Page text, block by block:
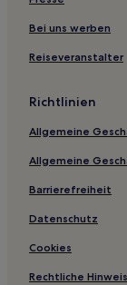
Hotels nahe
Costa
Riclones Hotels
Täler der Flüsse
Besaya Valley:
Ucieda Hotels
Pechón Hotels
Hotels nahe Der
Hotels mit
Bei uns werben
Reiseveranstalter
Richtlinien
Allgemeine
Allgemeine
Barrierefreiheit
Datenschutz
Cookies
Rechtliche